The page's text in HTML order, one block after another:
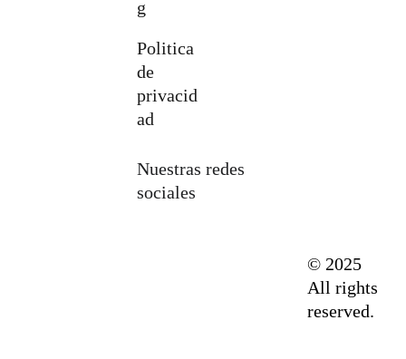
© 2025
All rights
reserved.
Nuestras redes
sociales
g
Politica
de
privacid
ad